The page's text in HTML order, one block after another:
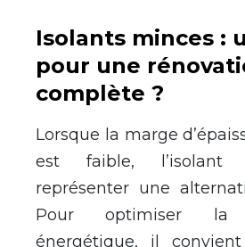
Isolants minces :
pour une
complète ?
Lorsque la marge
est faible, l’isolant
représenter une
Pour optimiser la
énergétique, il